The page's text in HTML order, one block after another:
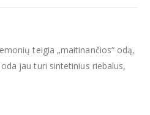
teigia „maitinančios“ odą,
jau turi sintetinius riebalus,